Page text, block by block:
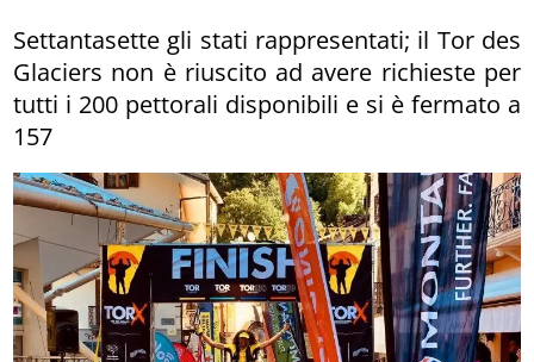
Settantasette gli stati rappresentati; il Tor des
Glaciers non è riuscito ad avere richieste per
tutti i 200 pettorali disponibili e si è fermato a
157